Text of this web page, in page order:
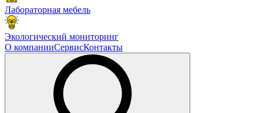
Лабораторная мебель
Экологический мониторинг
О компанииСервисКонтакты